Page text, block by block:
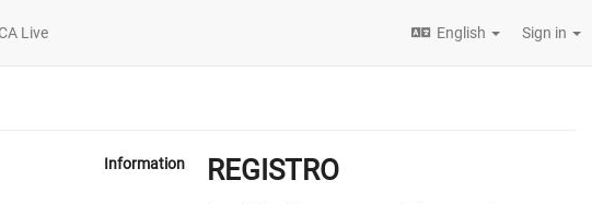
Live English Sign in
Information REGISTRO